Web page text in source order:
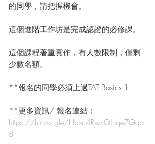
的同學，請把握機會。
這個進階工作坊是完成認證的必修課。
這個課程著重實作，有人數限制，僅剩
少數名額。
**報名的同學必須上過TAT Basics 1
**更多資訊/ 報名連結：
https://forms.gle/Hbxc4RwxQHqe7Gqo
8